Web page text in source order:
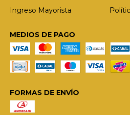
Ingreso Mayorista
MEDIOS DE PAGO
FORMAS DE ENVÍO